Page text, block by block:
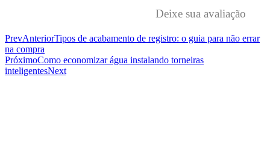
Deixe sua avaliação
PrevAnteriorTipos de acabamento de registro: o guia para não errar
na compra
PróximoComo economizar água instalando torneiras
inteligentesNext